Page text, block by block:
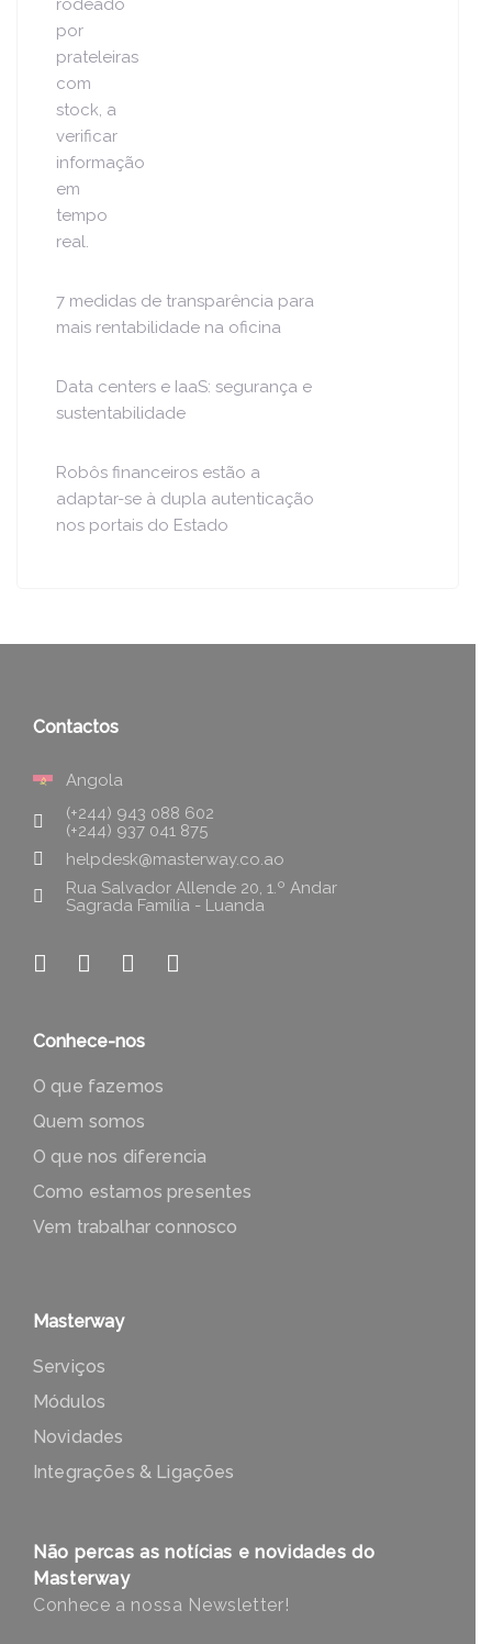
7 medidas de transparência para
mais rentabilidade na oficina
Data centers e IaaS: segurança e
sustentabilidade
Robôs financeiros estão a
adaptar-se à dupla autenticação
nos portais do Estado
Contactos
Angola
(+244) 943 088 602
(+244) 937 041 875
helpdesk@masterway.co.ao
Rua Salvador Allende 20, 1.º Andar
Sagrada Família - Luanda
Conhece-nos
O que fazemos
Quem somos
O que nos diferencia
Como estamos presentes
Vem trabalhar connosco
Masterway
Serviços
Módulos
Novidades
Integrações & Ligações
Não percas as notícias e novidades do
Masterway
Conhece a nossa Newsletter!